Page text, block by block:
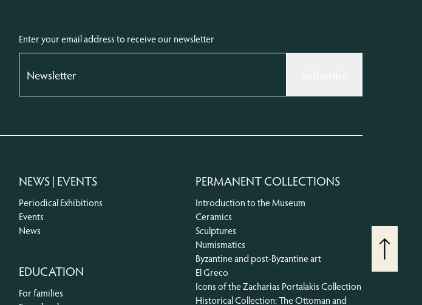
Enter your email address to receive our newsletter
NEWS | EVENTS
Periodical Exhibitions
Events
News
EDUCATION
For families
PERMANENT COLLECTIONS
Introduction to the Museum
Ceramics
Sculptures
Numismatics
Byzantine and post-Byzantine art
El Greco
Icons of the Zacharias Portalakis Collection
Historical Collection: The Ottoman and